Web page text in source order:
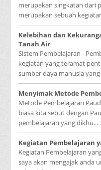
merupakan singkatan dari
merupakan sebuah
Kelebihan dan
Tanah Air
Sistem Pembelajaran -
kegiatan yang teramat
sumber daya manusia yang
Menyimak Metode
Metode Pembelajaran
biasa kita sebut dengan
pembelajaran yang dikhu...
Kegiatan Pembelajaran
Kegiatan Pembelajaran
saya akan mengajak anda